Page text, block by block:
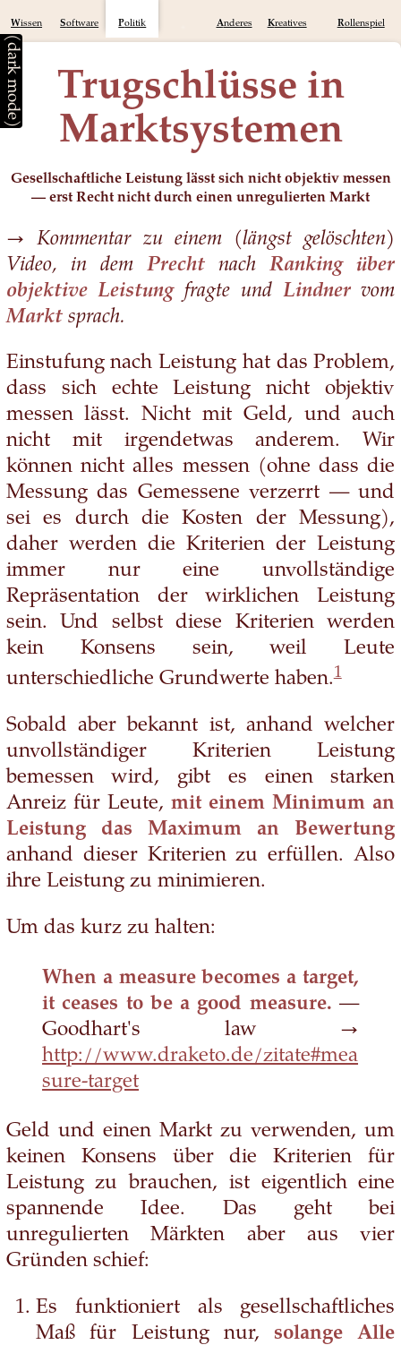
Trugschlüsse in
Marktsystemen
Gesellschaftliche Leistung lässt sich nicht objektiv messen
— erst Recht nicht durch einen unregulierten Markt
Wissen Software Politik Anderes Kreatives Rollenspiel
(dark mode)
→ Kommentar zu einem (längst gelöschten)
Video, in dem Precht nachRanking über
objektive Leistungfragte und Lindnervom
Marktsprach.
Einstufung nach Leistung hat das Problem,
dass sich echte Leistung nicht objektiv
messen lässt. Nicht mit Geld, und auch
nicht mit irgendetwas anderem. Wir
können nicht alles messen (ohne dass die
Messung das Gemessene verzerrt — und
sei es durch die Kosten der Messung),
daher werden die Kriterien der Leistung
immer nur eine unvollständige
Repräsentation der wirklichen Leistung
sein. Und selbst diese Kriterien werden
kein Konsens sein, weil Leute
unterschiedliche Grundwerte haben.1
Sobald aber bekannt ist, anhand welcher
unvollständiger Kriterien Leistung
bemessen wird, gibt es einen starken
Anreiz für Leute, mit einem Minimum an
Leistung das Maximum an Bewertung
anhand dieser Kriterien zu erfüllen. Also
ihre Leistung zu minimieren.
Um das kurz zu halten:
When a measure becomes a target,
it ceases to be a good measure. —
Goodhart's law →
http://www.draketo.de/zitate#mea
sure-target
Geld und einen Markt zu verwenden, um
keinen Konsens über die Kriterien für
Leistung zu brauchen, ist eigentlich eine
spannende Idee. Das geht bei
unregulierten Märkten aber aus vier
Gründen schief:
Es funktioniert als gesellschaftliches
Maß für Leistung nur, solange Alle